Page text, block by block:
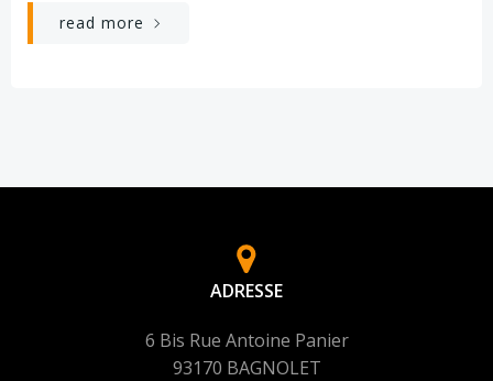
read more
ADRESSE
6 Bis Rue Antoine Panier
93170 BAGNOLET